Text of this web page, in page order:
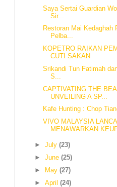
Saya Sertai Guardian
Sir...
Restoran Mai Kedaghah
Pelba...
KOPETRO RAIKAN
CUTI SAKAN
Srikandi Tun Fatimah
S...
CAPTIVATING THE
UNVEILING A SP...
Kafe Hunting : Chop
VIVO MALAYSIA
MENAWARKAN
► July (23)
► June (25)
►
May (27)
► April (24)